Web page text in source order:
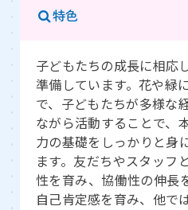
特色
子どもたちの成長に相応
準備しています。花や緑
で、子どもたちが多様な
ながら活動することで、
力の基礎をしっかりと身
ます。友だちやスタッフ
性を育み、協働性の伸長
自己肯定感を育み、他で